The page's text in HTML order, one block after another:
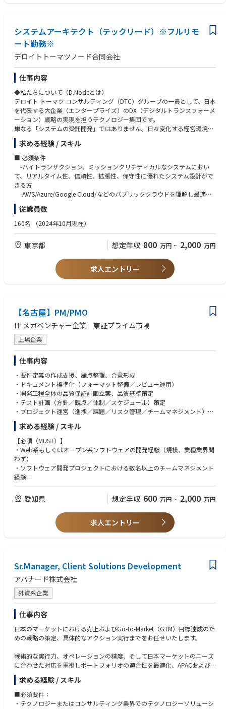
AIロボティクス：
・★SLAM,★Navigation,★強化学習・模倣学習・ロボット言語モデル
データベース：
・各種RDS,NoSQL,★NewSQL,VectorDB,★GraphDB
監視/評価/セキュリティ：
・★Langfuse,★RAGAS,★RAGChecker,★mlFlow,★Datadog,Snyk
※1 ★印以外：D.Nodeに組織としてノウハウがあるもの
※2 2025年12月時点
◆このポジションの魅力（業務の魅力）
①「Biz（ビジネス）× Tech（技術）」を体現する、最上流からのコミッ
ト：
実装フェーズだけでなく、テクノロジーのプロとして顧客の課題ヒアリン
グや抽出段階から深くコミットできます。顧客に最も近いポジションで、
自分の技術がどうビジネスに直結するかを実感できます。
②デロイトグループの総合力を活かした「End to End」の経験：
DTCグループの他部門（戦略・業界特化コンサルタントなど）と密に連携
するため、多様な業界・業種の最上流戦略から実装までを一気通貫で経験
可能。技術一辺倒に留まらない、ビジネス視点を持った市場価値の高いエ
ンジニアへと成長できます。
③テックリードとして「技術」と「組織」を育てる面白さ：
プロダクトの成長に合わせた柔軟な技術選定やアーキテクチャ設計に裁量
を持てるほか、チームビルディングやメンバー育成、開発環境の整備な
ど、組織づくりにも深く関わることができます。
能です。
①スペシャリスト
特定の技術領域（クラウド、生成AI、アーキテクチャなど）で高い専門性
を発揮し、プロダクト開発（PD）や社内のコア技術を牽引します。
②デリバリ/プレイングマネージャー
・大規模プロジェクトにおいて、マネジメントに専任しチームをデリバリ
ーします。
・中〜大規模プロジェクトにおいて、開発とマネジメントをバランスよく
兼任しながら、柔軟性の高いチームをデリバリーします。
※上記の経験を経て、さらに柔軟かつスケールの大きなキャリアを描くこ
とが可能です。
③エバンジェリスト
・社内だけでなく、社外の技術コミュニティや業界内でも高い影響力・知
④シニアマネージャー
・複数案件を全体統括し、プロジェクト全体の収益性（P&L）の責任や、
次なる投資（新規事業や大規模案件）の獲得までを含めた、ビジネスプロ
デュースを担います。
・AWS Bedrock,SageMaker,Knowledge Base for Amazon Bedrock etc
・Azure AI Foundry,OpenAI Service,Machine Learning,AI Search, Prompt
Flow etc
・Google Cloud Vertex AI,Agent Engine,Vertex AI Search,Gemini Enterpris
e etc
・NVIDIA NIM,NeMo,Omniverse,Databricks - Agent Bricks
データ基盤/活用：
・AWS Redshift / Athena,Glue,Kinesis Data Analytics,EMR,Kinesis + SNS/S
QS,Glue Studio etc
・Azure Synapse Analytics,Data Factory,Synapse Pipelines,HDInsight,Eve
nt Hubs,Data Factory etc
・Google Cloud BigQuery,Pub/Sub,★Dataplex,Dataflow etc
・Databricks,Snowflake
ローコード/ノーコード：
・Power Automate /Power Apps,UiPath,Blueprism,AutomationAnywher
e
・Dify,Gemini Enterprise,MS Copilot Studio
EMTech：
・★量子コンピュータ,★Physical AI - Robotics,★Web4
・Python,Java,TypeScript,Node.js
・Flask,FastAPI,SpringBoot,React,Next.js,Vue.js,Nuxt.js
・LangChain/LangGraph,MLflow
・★MicrosoftAgentFramework,★SemanticKernel,AutoGen
laC/CI：
・Terraform,CloudFormation,Ansible
・GitHubActions,AWSCodePipeline,AzureDevOps,Jenkins
AIツール：
・MSCopilotStudio,M365Copilot,ChatBot(ChatGPTライク)
・GitHubCopilot,★Devin,★v0
AIロボティクス：
・★SLAM,★Navigation,★強化学習・模倣学習・ロボット言語モデル
データベース：
・各種RDS,NoSQL,★NewSQL,VectorDB,★GraphDB
監視/評価/セキュリティ：
・★Langfuse,★RAGAS,★RAGChecker,★mlFlow,★Datadog,Snyk
※1 ★印以外：D.Nodeに組織としてノウハウがあるもの
※2 2025年12月時点
◆キャリアについて
D.Nodeでは、メンバーの志向性や強みに応じてキャリアを描くことが可
①スペシャリスト
特定の技術領域（クラウド、生成AI、アーキテクチャなど）で高い専門性
ーします。
・中〜大規模プロジェクトにおいて、開発とマネジメントをバランスよく
兼任しながら、柔軟性の高いチームをデリバリーします。
※上記の経験を経て、さらに柔軟かつスケールの大きなキャリアを描くこ
とが可能です。
③エバンジェリスト
・社内だけでなく、社外の技術コミュニティや業界内でも高い影響力・知
名度（エミネンス）を持ち、SMEロールを担います。
・複数案件を全体統括し、プロジェクト全体の収益性（P&L）の責任や、
次なる投資（新規事業や大規模案件）の獲得までを含めた、ビジネスプロ
デュースを担います。
案件事例：※本求人だけではなくD.Nodeでの過去案件を一部記載させて
いただきます※
・自動車業界クライアント向け：複数システムのデータを一元的に連携す
るクラウドサービス基盤の設計
・自動車業界クライアント向け：車両から発信される情報を集約、管理、
活用するグローバル基盤構築
・自動車業界クライアント向け：車両から発信されるデータの蓄積と再利
用のためのDB基盤構築
・電気通信事業クライアント向け：デジタルマーケティングシステムにお
けるAPIリアルタイム連携構築
・小売業クライアント向け：オンプレミスのクラウド移行
・電気ガス事業クライアント向け：生成AIアプリケーション（RAG/AIエー
ジェント）のプロトタイプ、本番開発におけるRAGチューニング・評価な
ど対応
・デジタル通貨のパイロット実験のアドバイザリー
◆取り扱うソリューション
ビジネスのスピードに合わせ、モダンな開発環境を採用しています。
開発手法： アジャイル（スクラム開発）
※クライアントや案件属性によって変更あり。
Cloud:
・AWS,Azure,Google Cloud,OCI
AI/ML:
・Azure AI Foundry,OpenAI Service,Machine Learning,AI Search, Prompt
データ基盤/活用：
・AWS Redshift / Athena,Glue,Kinesis Data Analytics,EMR,Kinesis + SNS/S
QS,Glue Studio etc
・Azure Synapse Analytics,Data Factory,Synapse Pipelines,HDInsight,Eve
nt Hubs,Data Factory etc
・Google Cloud BigQuery,Pub/Sub,★Dataplex,Dataflow etc
・Databricks,Snowflake
ローコード/ノーコード：
・Power Automate /Power Apps,UiPath,Blueprism,AutomationAnywher
e
・Dify,Gemini Enterprise,MS Copilot Studio
EMTech：
・★量子コンピュータ,★Physical AI - Robotics,★Web4
プログラミング言語/FW：
・Python,Java,TypeScript,Node.js
・Flask,FastAPI,SpringBoot,React,Next.js,Vue.js,Nuxt.js
・★MicrosoftAgentFramework,★SemanticKernel,AutoGen
・★MCP,★MCPPythonSDK,★FastMCP,★ROS2
・★A2A,★AP2
AIツール：
・MSCopilotStudio,M365Copilot,ChatBot(ChatGPTライク)
・GitHubCopilot,★Devin,★v0
AIロボティクス：
・★SLAM,★Navigation,★強化学習・模倣学習・ロボット言語モデル
データベース：
監視/評価/セキュリティ：
・★Langfuse,★RAGAS,★RAGChecker,★mlFlow,★Datadog,Snyk
※1 ★印以外：D.Nodeに組織としてノウハウがあるもの
※2 2025年12月時点
らの脱却案件で活かせます）
②データ・モダンテクノロジーの経験
・DBMSを用いたデータベースの設計・運用経験
・マイクロサービスアーキテクチャ、またはサーバーレスアーキテクチャ
に関する知識・経験
・Docker / Kubernetesによるコンテナ技術の知識・経験
・CI/CDパイプラインの設計、構築、運用経験（DevOpsの推進）
・セキュリティに関する知識・経験
システムアーキテクト（テックリード）※フルリモ
ート勤務※
デロイトトーマツノード合同会社
仕事内容
◆私たちについて（D.Nodeとは）
デロイト トーマツ コンサルティング（DTC）グループの一員として、日本
を代表する大企業（エンタープライズ）のDX（デジタルトランスフォーメ
ーション）戦略の実現を担うテクノロジー集団です。
単なる「システムの受託開発」ではありません。日々変化する経営環境に
適応するため、ビジネスの仕組みづくりそのものを変革します。業界の深
い知見と高度な技術力を武器に、戦略構想から開発・運用まで「End to E
nd（一気通貫）」で支援できる圧倒的な実績と難易度の高い案件が集まる
環境です。
◆業務内容
顧客の戦略的IT投資に対して、パブリッククラウドの採用計画の策定、競
争力の高いシステム全体のグランドデザイン、モダンなアプリケーション
アーキテクチャ設計、およびクラウド運用コストの適正化等を担当いただ
きます。
ミッションクリティカルな基幹業務システムから、ビッグデータを扱う大
規模な情報系システムまで様々なシステムに携わることが可能です。
①クラウド採用計画の策定と最上流の提案（最上流）：
・顧客の経営・ビジネス戦略を理解し、テクノロジー観点での課題ヒアリ
的なプレゼンテーションの実施）
②ハイトランザクション・ミッションクリティカルなシステム設計：
・大規模かつ大量のデータ処理が走る環境において、リアルタイム性、信
頼性、拡張性（スケーラビリティ）、保守性に優れた最適なシステムアー
キテクチャのデザイン
・AWS / Azure / Google Cloud などの特性を見極めたマルチクラウド/ハ
イブリッドクラウドのグランドデザイン
③クラウド運用の最適化・ガバナンス策定
・クラウド移行後を見据えた、運用コスト（FinOps）の適正化、およびエ
ンタープライズ環境における高度なセキュリティ・ガバナンス設計
案件事例：※本求人だけではなくD.Nodeでの過去案件を一部記載させて
いただきます※
・自動車業界クライアント向け：複数システムのデータを一元的に連携す
るクラウドサービス基盤の設計
・自動車業界クライアント向け：車両から発信される情報を集約、管理、
活用するグローバル基盤構築
・自動車業界クライアント向け：車両から発信されるデータの蓄積と再利
用のためのDB基盤構築
・電気通信事業クライアント向け：デジタルマーケティングシステムにお
・小売業クライアント向け：オンプレミスのクラウド移行
ジェント）のプロトタイプ、本番開発におけるRAGチューニング・評価な
ビジネスのスピードに合わせ、モダンな開発環境を採用しています。
開発手法： アジャイル（スクラム開発）
※クライアントや案件属性によって変更あり。
Cloud:
・AWS,Azure,Google Cloud,OCI
AI/ML:
・AWS Bedrock,SageMaker,Knowledge Base for Amazon Bedrock etc
Flow etc
・Google Cloud Vertex AI,Agent Engine,Vertex AI Search,Gemini Enterpris
e etc
・NVIDIA NIM,NeMo,Omniverse,Databricks - Agent Bricks
データ基盤/活用：
求める経験 / スキル
■ 必須条件
-ハイトランザクション、ミッションクリチティカルなシステムにおい
て、リアルタイム性、信頼性、拡張性、保守性に優れたシステム設計がで
きる方
-AWS/Azure/Google Cloud/などのパブリッククラウドを理解し最適な
アーキテクチャデザインの提案ができる方
■歓迎条件
-EV車のデータを活用したビジネス知識
-ヘルスケア領域における法令に関する知識
■期待していること
-高いコミュニケーション力、論理的思考力を持ち専門技術をわかりやす
-技術を統括しメンバーを率いるリーダーシップ力をお持ちなこと
従業員数
160名 （2024年10月現在）
東京都 想定年収 800 万円 ~ 2,000 万円
求人エントリー
【名古屋】PM/PMO
IT メガベンチャー企業 東証プライム市場
上場企業
仕事内容
・要件定義の作成支援、論点整理、合意形成
・ドキュメント標準化（フォーマット整備／レビュー運用）
・開発工程全体の品質保証計画立案、品質基準策定
・テスト計画（方針／観点／体制／スケジュール）策定
・プロジェクト運営（進捗／課題／リスク管理／チームマネジメント）
・品質／ユーザビリティ向上の改善提案、施策推進
・AI活用戦略の企画、導入推進、運用設計
求める経験 / スキル
【必須（MUST）】
・Web系もしくはオープン系ソフトウェアの開発経験（規模、業種業界問
わず）
・ソフトウェア開発プロジェクトにおける数名以上のチームマネジメント
経験
【歓迎（WANT）】
・プロジェクトマネジメント経験
・お客様との折衝経験、交渉経験
・SI系のソフトウェア開発プロジェクトに携わった経験（言語問わず）
愛知県 想定年収 600 万円 ~ 2,000 万円
求人エントリー
Sr.Manager, Client Solutions Development
アバナード株式会社
外資系企業
仕事内容
日本のマーケットにおける売上およびGo-to-Market（GTM）目標達成のた
めの戦略の策定、具体的なアクション実行までをお任せいたします。
戦術的な実行力、オペレーションの精度、そして日本マーケットのニーズ
に合わせた対応を重視しポートフォリオの適合性を最適化、APACおよび
グローバルパートナーとの関係を強化するとともに、GTMキャンペーンの
円滑な実行を担っていただきます。
■主な業務内容
求める経験 / スキル
■必須要件：
・テクノロジーまたはコンサルティング業界でのテクノロジーソリューシ